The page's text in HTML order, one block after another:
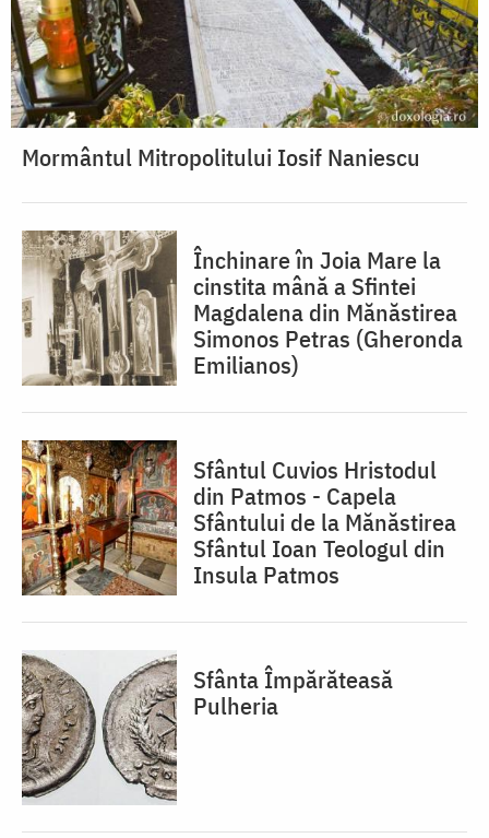
Mormântul Mitropolitului Iosif Naniescu
Închinare în Joia Mare la
cinstita mână a Sfintei
Magdalena din Mănăstirea
Simonos Petras (Gheronda
Emilianos)
Sfântul Cuvios Hristodul
din Patmos - Capela
Sfântului de la Mănăstirea
Sfântul Ioan Teologul din
Insula Patmos
Sfânta Împărăteasă
Pulheria